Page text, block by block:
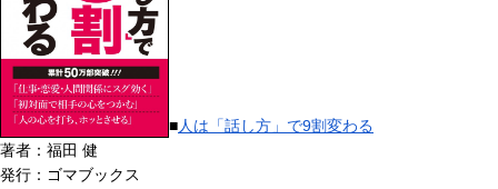
■人は「話し方」で9割変わる
著者：福田 健
発行：ゴマブックス